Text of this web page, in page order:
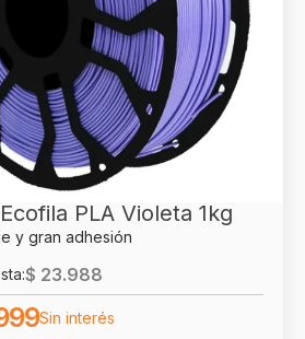
PLA Violeta 1kg
y gran adhesión
$ 23.988
Sin interés